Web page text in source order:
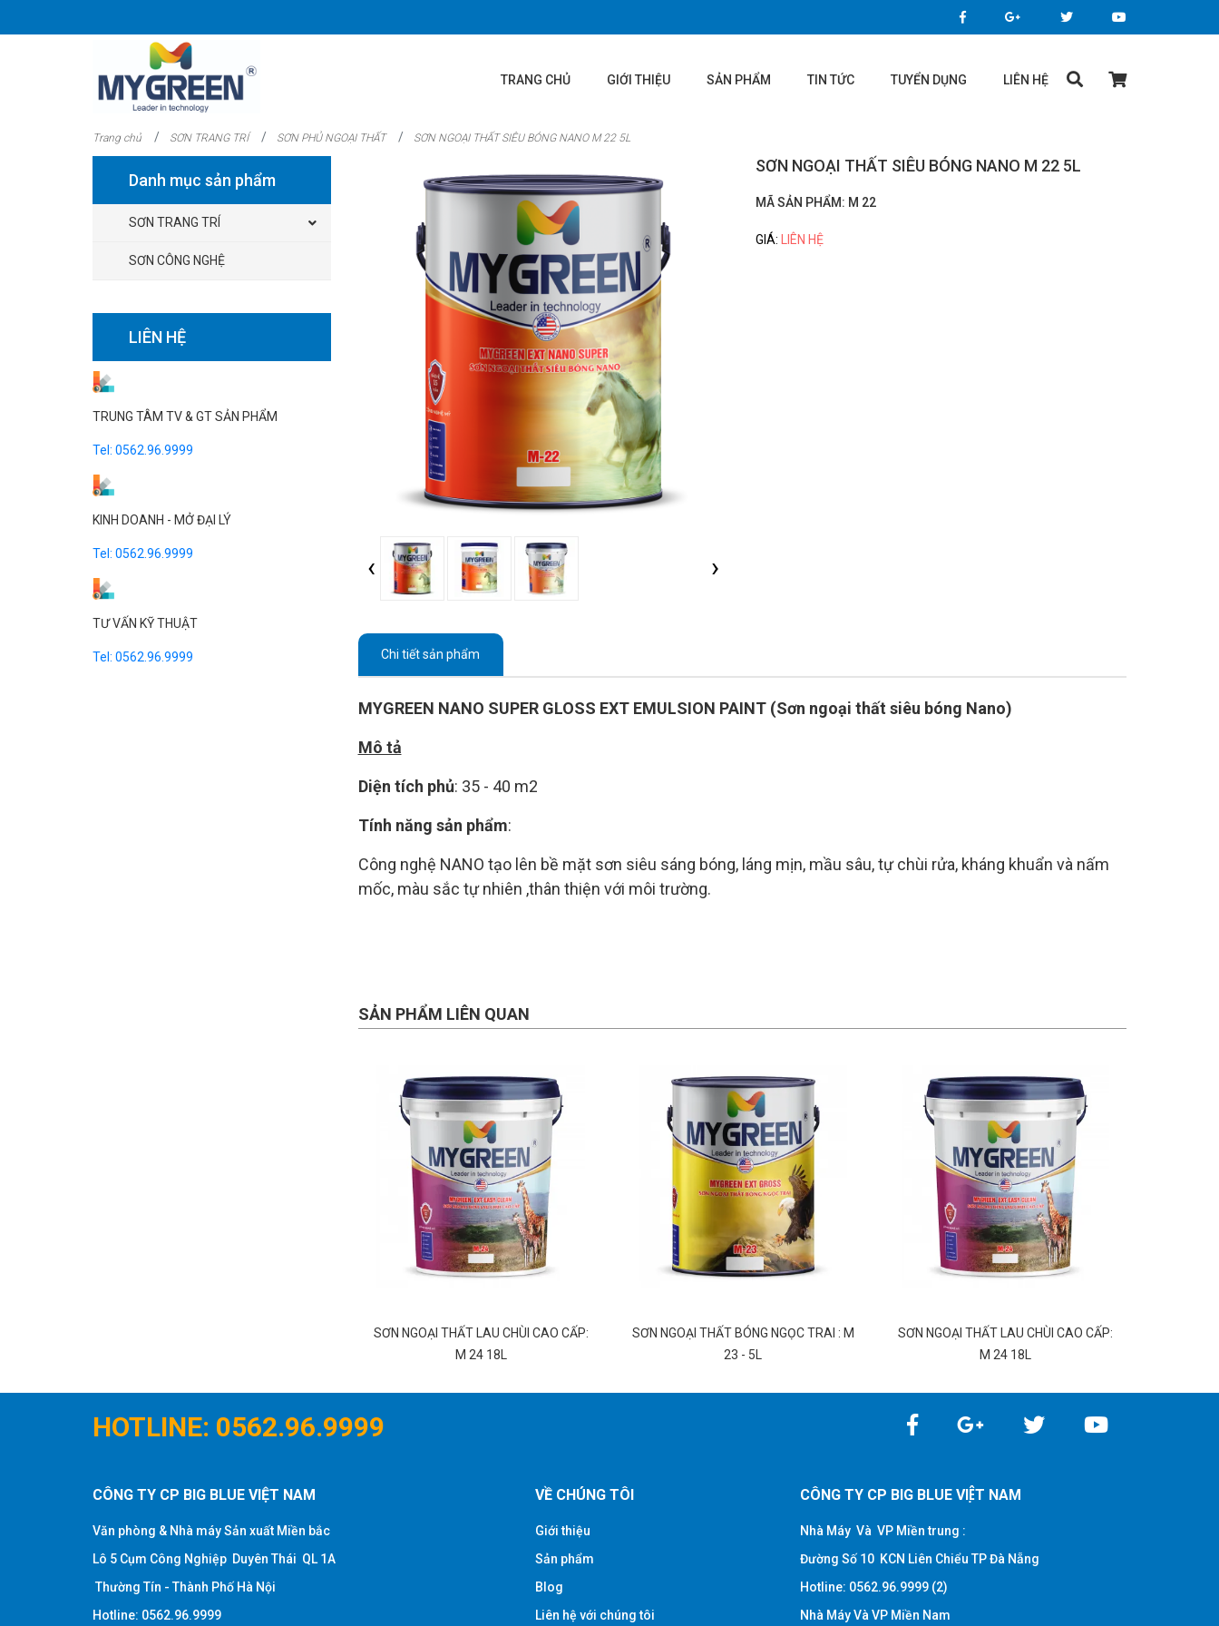
TRANG CHỦ GIỚI THIỆU SẢN PHẨM TIN TỨC TUYỂN DỤNG LIÊN HỆ
Trang chủ SƠN TRANG TRÍ SƠN PHỦ NGOẠI THẤT SƠN NGOẠI THẤT SIÊU BÓNG NANO M 22 5L
Danh mục sản phẩm
SƠN TRANG TRÍ
SƠN LÓT KIỀM NỘI THẤT
SƠN PHỦ NỘI THẤT
SƠN CHỐNG THẤM
BỘT BẢ
SƠN CÔNG NGHỆ
LIÊN HỆ
TRUNG TÂM TV & GT SẢN PHẨM
Tel: 0562.96.9999
KINH DOANH - MỞ ĐẠI LÝ
Tel: 0562.96.9999
TƯ VẤN KỸ THUẬT
Tel: 0562.96.9999
‹ ›
SƠN NGOẠI THẤT SIÊU BÓNG NANO M 22 5L
MÃ SẢN PHẨM: M 22
GIÁ: LIÊN HỆ
Chi tiết sản phẩm
MYGREEN NANO SUPER GLOSS EXT EMULSION PAINT (Sơn ngoại thất siêu bóng Nano)
Mô tả
Diện tích phủ: 35 - 40 m2
Tính năng sản phẩm:
Công nghệ NANO tạo lên bề mặt sơn siêu sáng bóng, láng mịn, mầu sâu, tự chùi rửa, kháng khuẩn và nấm
mốc, màu sắc tự nhiên ,thân thiện với môi trường.
SẢN PHẨM LIÊN QUAN
SƠN NGOẠI THẤT LAU CHÙI CAO CẤP:
M 24 18L
SƠN NGOẠI THẤT BÓNG NGỌC TRAI : M
23 - 5L
SƠN NGOẠI THẤT LAU CHÙI CAO CẤP:
M 24 18L
HOTLINE: 0562.96.9999
CÔNG TY CP BIG BLUE VIỆT NAM
Văn phòng & Nhà máy Sản xuất Miền bắc
Lô 5 Cụm Công Nghiệp Duyên Thái QL 1A
Thường Tín - Thành Phố Hà Nội
Hotline: 0562.96.9999
VỀ CHÚNG TÔI
Giới thiệu
Sản phẩm
Blog
Liên hệ với chúng tôi
CÔNG TY CP BIG BLUE VIỆT NAM
Nhà Máy Và VP Miền trung :
Đường Số 10 KCN Liên Chiểu TP Đà Nẵng
Hotline: 0562.96.9999 (2)
Nhà Máy Và VP Miền Nam